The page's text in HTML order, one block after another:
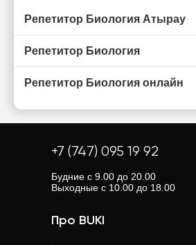
Репетитор Биология Атырау
Репетитор Биология
Репетитор Биология онлайн
+7 (747) 095 19 92
Будние с 9.00 до 20.00
Выходные с 10.00 до 18.00
Про BUKI